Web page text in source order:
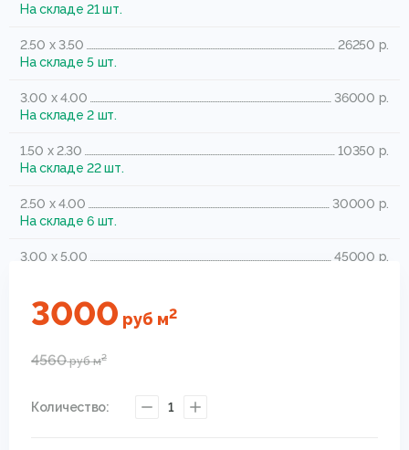
На складе 21 шт.
2.50 x 3.50
26250 р.
На складе 5 шт.
3.00 x 4.00
36000 р.
На складе 2 шт.
1.50 x 2.30
10350 р.
На складе 22 шт.
2.50 x 4.00
30000 р.
На складе 6 шт.
3.00 x 5.00
45000 р.
1.25 x 1.80
На складе 7 шт.
3000 руб м2
4560рубм2
Количество: 1